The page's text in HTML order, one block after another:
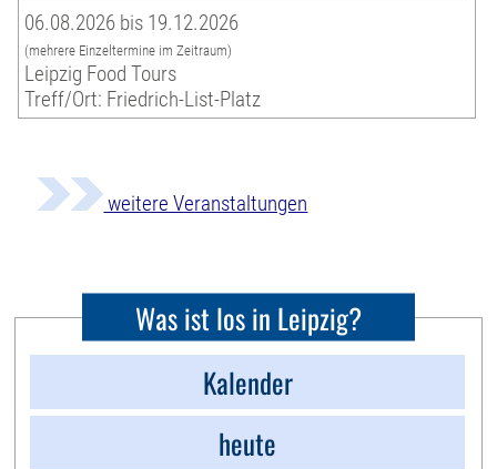
06.08.2026 bis 19.12.2026
(mehrere Einzeltermine im Zeitraum)
Leipzig Food Tours
Treff/Ort: Friedrich-List-Platz
weitere Veranstaltungen
Was ist los in Leipzig?
Kalender
heute